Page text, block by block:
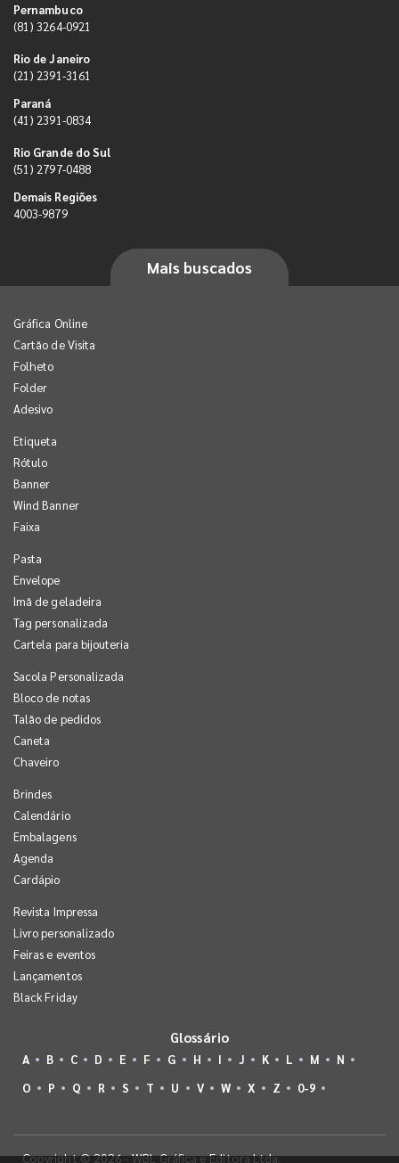
Pernambuco
(81) 3264-0921
Rio de Janeiro
(21) 2391-3161
Paraná
(41) 2391-0834
Rio Grande do Sul
(51) 2797-0488
Demais Regiões
4003-9879
Mais buscados
Gráfica Online
Cartão de Visita
Folheto
Folder
Adesivo
Etiqueta
Rótulo
Banner
Wind Banner
Faixa
Pasta
Envelope
Imã de geladeira
Tag personalizada
Cartela para bijouteria
Sacola Personalizada
Bloco de notas
Talão de pedidos
Caneta
Chaveiro
Brindes
Calendário
Embalagens
Agenda
Cardápio
Revista Impressa
Livro personalizado
Feiras e eventos
Lançamentos
Black Friday
Glossário
A B C D E F G H I J K L M
N
O
P Q R S T U V W X Z 0-9
Copyright © 2026 - WBL Gráfica e Editora Ltda.